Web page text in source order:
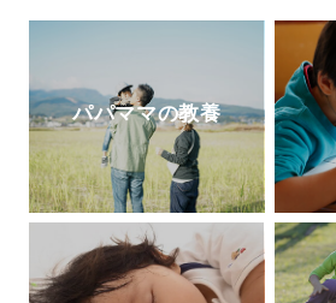
パパママの教養